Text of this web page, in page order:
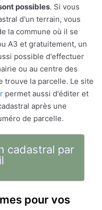
possibles. Si vous
d'un terrain, vous
la commune où il se
A3 et gratuitement, un
possible d'effectuer
ou au centre des
trouve la parcelle. Le site
permet aussi d'éditer et
après une
de parcelle.
cadastral par
pour vos